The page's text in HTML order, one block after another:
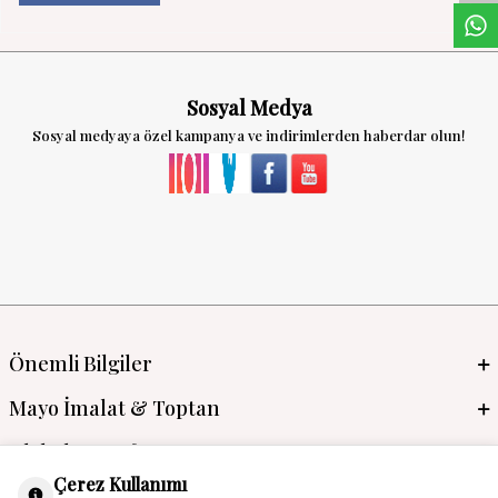
Sosyal Medya
Sosyal medyaya özel kampanya ve indirimlerden haberdar olun!
Önemli Bilgiler
Mayo İmalat & Toptan
Global Manufacturer
Çerez Kullanımı